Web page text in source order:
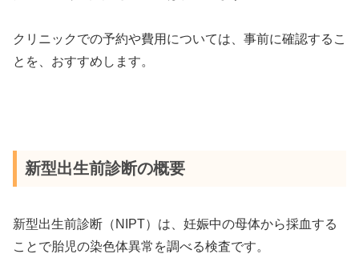
クリニックでの予約や費用については、事前に確認するこ
とを、おすすめします。
新型出生前診断の概要
新型出生前診断（NIPT）は、妊娠中の母体から採血する
ことで胎児の染色体異常を調べる検査です。